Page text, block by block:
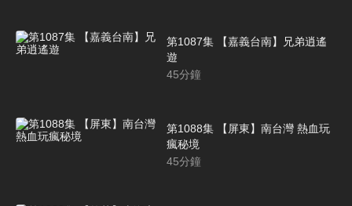
第1087集 【嘉義台南】兄弟逍遙
遊
45分鐘
第1088集 【屏東】南台灣 熱血玩
瘋秘境
45分鐘